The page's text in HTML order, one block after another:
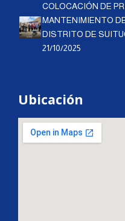
COLOCACIÓN DE
MANTENIMIENTO
DISTRITO DE
21/10/2025
Ubicación